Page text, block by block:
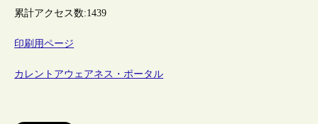
累計アクセス数:1439
印刷用ページ
カレントアウェアネス・ポータル